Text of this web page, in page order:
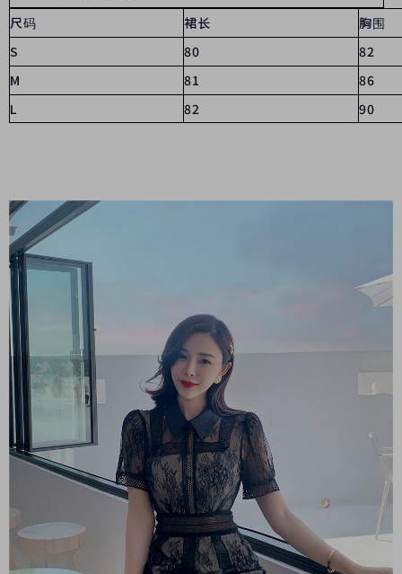
尺码 裙长
胸围
S
80
82
M
81
86
L
82 90